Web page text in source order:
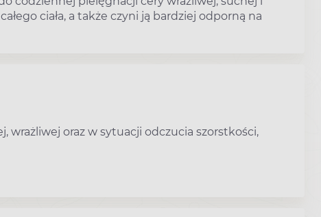
ciała, a także czyni ją bardziej odporną na
wrażliwej oraz w sytuacji odczucia szorstkości,